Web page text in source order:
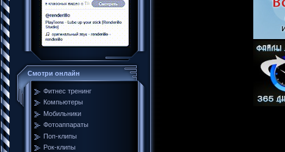
Смотри онлайн
Фитнес тренинг
Компьютеры
Мобильники
Фотоаппараты
Поп-клипы
Рок-клипы